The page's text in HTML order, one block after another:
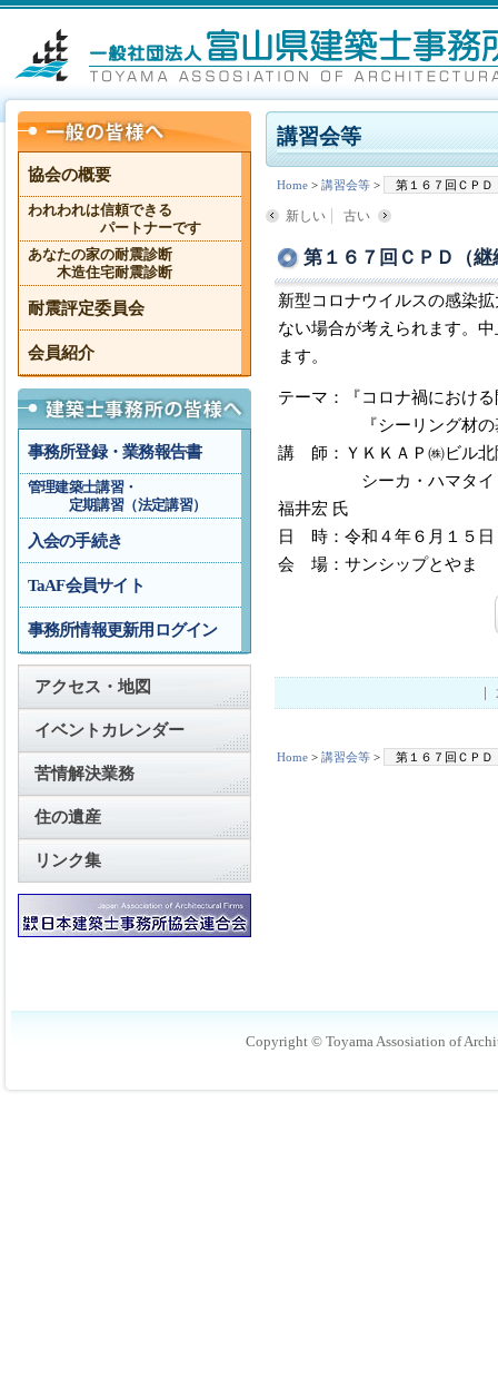
講習会等
Home > 講習会等 > 第１６７回ＣＰＤ
新しい 古い
第１６７回ＣＰＤ（
新型コロナウイルスの感染
ない場合が考えられます。
ます。
テーマ：『コロナ禍におけ
『シーリング材の基
講 師：ＹＫＫＡＰ㈱ビル
シーカ・ハマタイト㈱
福井宏 氏
日 時：令和４年６月１５日
会 場：サンシップとやま
Home > 講習会等 > 第１６７回ＣＰＤ
協会の概要
われわれは信頼できる
パートナーです
あなたの家の耐震診断
木造住宅耐震診断
耐震評定委員会
会員紹介
事務所登録・業務報告書
管理建築士講習・
定期講習（法定講習）
入会の手続き
TaAF会員サイト
事務所情報更新用ログイン
アクセス・地図
イベントカレンダー
苦情解決業務
住の遺産
リンク集
Copyright © Toyama Assosiation of